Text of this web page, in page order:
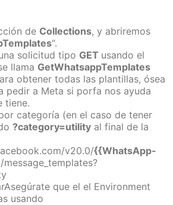
de Collections, y abriremos
“.
solicitud tipo GET usando el
llama GetWhatsappTemplates
obtener todas las plantillas, ósea
pedir a Meta si porfa nos ayuda
tiene.
categoría (en el caso de tener
?category=utility al final de la
v20.0/{{WhatsApp-
/message_templates?
que el el Environment
usando